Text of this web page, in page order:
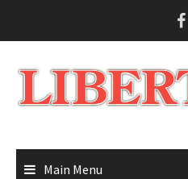
Main Menu